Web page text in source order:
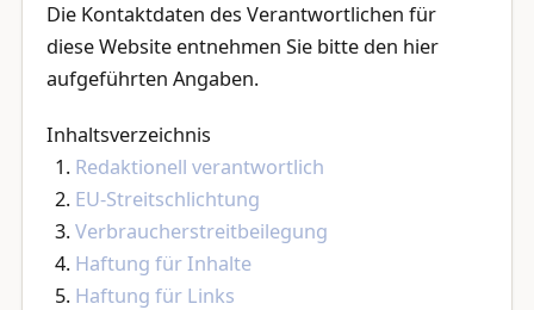
Die Kontaktdaten des Verantwortlichen für
diese Website entnehmen Sie bitte den hier
aufgeführten Angaben.
Inhaltsverzeichnis
Redaktionell verantwortlich
EU-Streitschlichtung
Verbraucherstreitbeilegung
Haftung für Inhalte
Haftung für Links